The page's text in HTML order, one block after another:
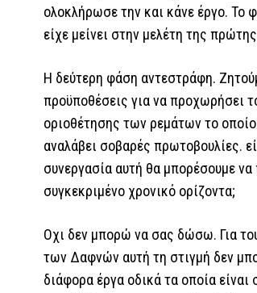
ολοκλήρωσε την και κάνε έργο.
είχε μείνει στην μελέτη της
Η δεύτερη φάση αντεστράφη.
προϋποθέσεις για να προχωρήσει
οριοθέτησης των ρεμάτων το
αναλάβει σοβαρές πρωτοβουλίες.
συνεργασία αυτή θα μπορέσουμε
συγκεκριμένο χρονικό ορίζοντα;
Οχι δεν μπορώ να σας δώσω. Για
των Δαφνών αυτή τη στιγμή δεν
διάφορα έργα οδικά τα οποία